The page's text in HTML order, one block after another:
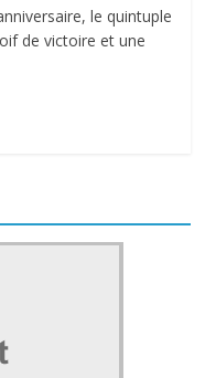
le quintuple
de victoire et une